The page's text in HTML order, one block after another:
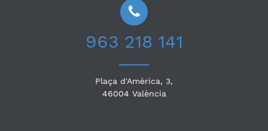
963 218 141
Plaça d'Amèrica, 3,
46004 València